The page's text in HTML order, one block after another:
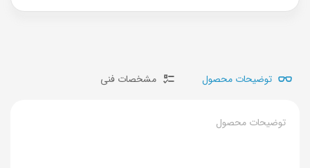
توضیحات محصول مشخصات فنی
توضیحات محصول